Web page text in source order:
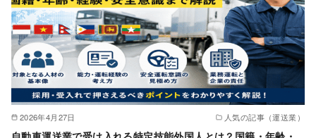
2026年4月27日 人気の記事（運送業）